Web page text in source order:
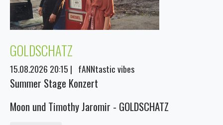
GOLDSCHATZ
15.08.2026 20:15 | fANNtastic vibes
Summer Stage Konzert
Moon und Timothy Jaromir - GOLDSCHATZ